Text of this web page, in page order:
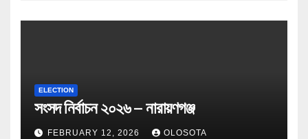
ELECTION
সংসদ নির্বাচন ২০২৬ – নারায়ণগঞ্জ
FEBRUARY 12, 2026 OLOSOTA